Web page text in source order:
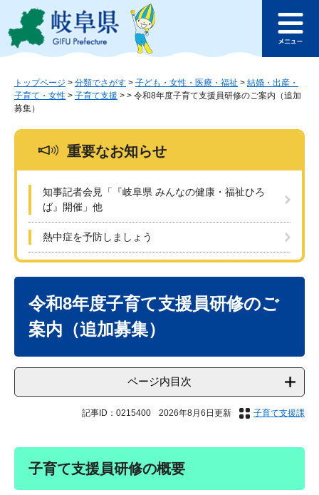
ジ
ュ
このページの本文へ
ュ
トップページ > 分類でさがす > 子ども・女性・医療・福祉 > 結婚・出産・
子育て・女性 > 子育て支援 > > 令和8年度子育て支援員研修のご案内（追加
募集）
重要なお知らせ
知事記者会見「『岐阜県 みんなの健康・福祉ひろ
ば』開催」他
熱中症を予防しましょう
令和8年度子育て支援員研修のご
案内（追加募集）
ページ内目次
記事ID：0215400 2026年8月6日更新 子育て支援課
子育て支援員研修の概要